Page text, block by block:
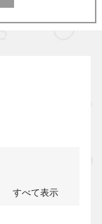
すべて表示